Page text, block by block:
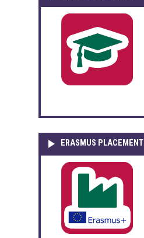
ERASMUS PLACEMENT